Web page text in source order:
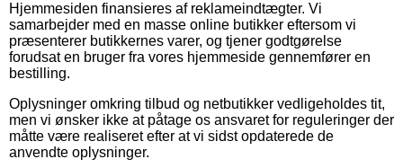
Hjemmesiden finansieres af reklameindtægter. Vi
samarbejder med en masse online butikker eftersom vi
præsenterer butikkernes varer, og tjener godtgørelse
forudsat en bruger fra vores hjemmeside gennemfører en
bestilling.
Oplysninger omkring tilbud og netbutikker vedligeholdes tit,
men vi ønsker ikke at påtage os ansvaret for reguleringer der
måtte være realiseret efter at vi sidst opdaterede de
anvendte oplysninger.